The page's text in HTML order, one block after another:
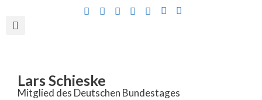
Lars Schieske
Mitglied des Deutschen Bundestages